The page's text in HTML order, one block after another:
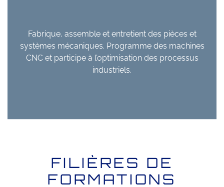
Fabrique, assemble et entretient des pièces et
systèmes mécaniques. Programme des machines
CNC et participe à l’optimisation des processus
industriels.
FILIÈRES DE
FORMATIONS